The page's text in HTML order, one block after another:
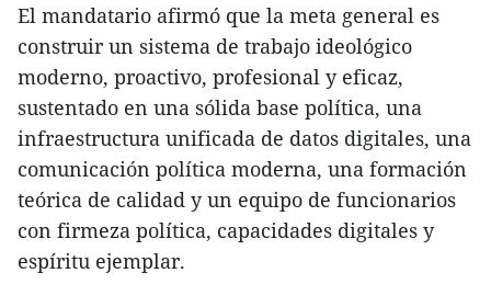
El mandatario afirmó que la meta general es
construir un sistema de trabajo ideológico
moderno, proactivo, profesional y eficaz,
sustentado en una sólida base política, una
infraestructura unificada de datos digitales, una
comunicación política moderna, una formación
teórica de calidad y un equipo de funcionarios
con firmeza política, capacidades digitales y
espíritu ejemplar.